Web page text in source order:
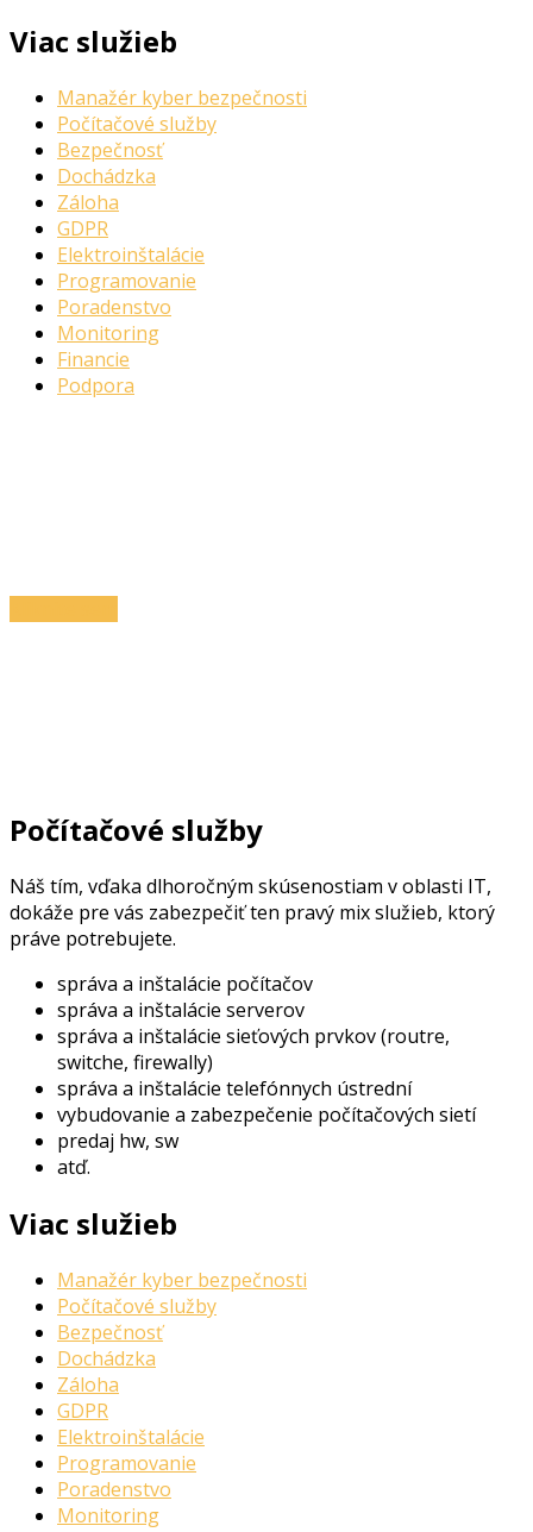
Viac služieb
Manažér kyber bezpečnosti
Počítačové služby
Bezpečnosť
Dochádzka
Záloha
GDPR
Elektroinštalácie
Programovanie
Poradenstvo
Monitoring
Financie
Podpora
Počítačové služby
Náš tím, vďaka dlhoročným skúsenostiam v oblasti IT,
dokáže pre vás zabezpečiť ten pravý mix služieb, ktorý
práve potrebujete.
správa a inštalácie počítačov
správa a inštalácie serverov
správa a inštalácie sieťových prvkov (routre,
switche, firewally)
správa a inštalácie telefónnych ústrední
vybudovanie a zabezpečenie počítačových sietí
predaj hw, sw
atď.
Viac služieb
Manažér kyber bezpečnosti
Počítačové služby
Bezpečnosť
Dochádzka
Záloha
GDPR
Elektroinštalácie
Programovanie
Poradenstvo
Monitoring